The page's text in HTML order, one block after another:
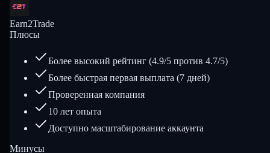
Earn2Trade
Плюсы
Более высокий рейтинг (4.9/5 против 4.7/5)
Более быстрая первая выплата (7 дней)
Проверенная компания
10 лет опыта
Доступно масштабирование аккаунта
Минусы